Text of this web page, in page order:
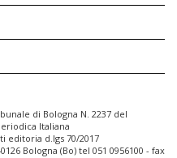
di Bologna N. 2237 del
Italiana
editoria d.lgs 70/2017
Bologna (Bo) tel 051 0956100 - fax